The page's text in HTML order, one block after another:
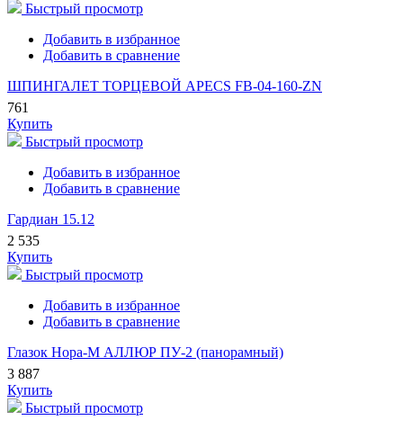
Быстрый просмотр
Добавить в избранное
Добавить в сравнение
ШПИНГАЛЕТ ТОРЦЕВОЙ APECS FB-04-160-ZN
761
Купить
Быстрый просмотр
Добавить в избранное
Добавить в сравнение
Гардиан 15.12
2 535
Купить
Быстрый просмотр
Добавить в избранное
Добавить в сравнение
Глазок Нора-М АЛЛЮР ПУ-2 (панорамный)
3 887
Купить
Быстрый просмотр